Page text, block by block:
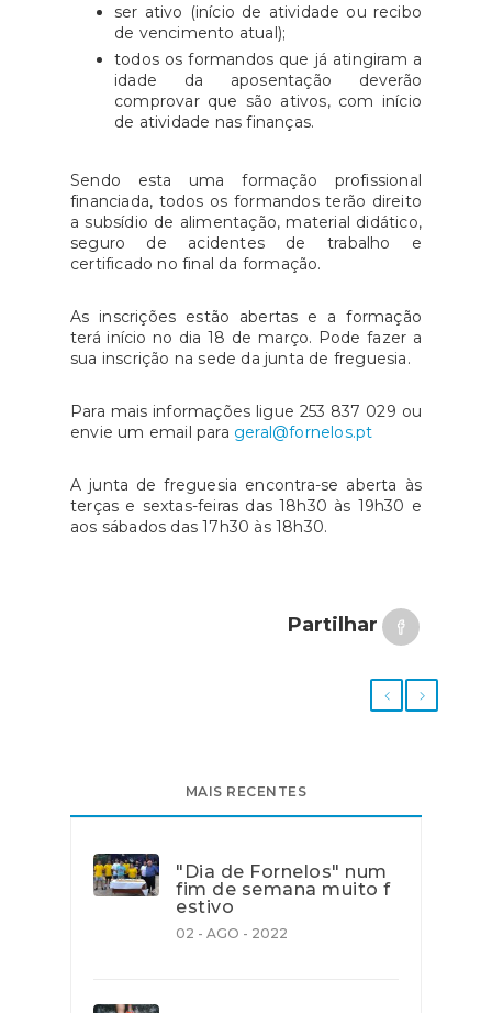
ser ativo (início de atividade ou recibo
de vencimento atual);
todos os formandos que já atingiram a
idade da aposentação deverão
comprovar que são ativos, com início
de atividade nas finanças.
Sendo esta uma formação profissional
financiada, todos os formandos terão direito
a subsídio de alimentação, material didático,
seguro de acidentes de trabalho e
certificado no final da formação.
As inscrições estão abertas e a formação
terá início no dia 18 de março. Pode fazer a
sua inscrição na sede da junta de freguesia.
Para mais informações ligue 253 837 029 ou
envie um email para geral@fornelos.pt
A junta de freguesia encontra-se aberta às
terças e sextas-feiras das 18h30 às 19h30 e
aos sábados das 17h30 às 18h30.
Partilhar
MAIS RECENTES
"Dia de Fornelos" num
fim de semana muito f
estivo
02 - AGO - 2022